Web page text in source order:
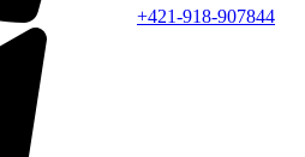
+421-918-907844